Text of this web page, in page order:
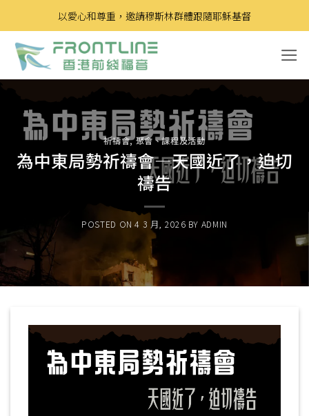
to
content
以愛心和尊重，邀請穆斯林群體跟隨耶穌基督
祈禱會,聚會、課程及活動
為中東局勢祈禱會—天國近了，迫切
禱告
POSTED ON4 3 月, 2026 BY ADMIN